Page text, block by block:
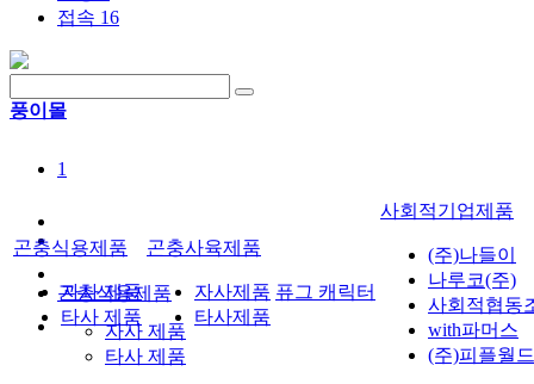
접속 16
풍이몰
1
곤충식용제품
자사 제품
타사 제품
곤충식용제품
자사 제품
타사 제품
곤충사육제품
자사제품
타사제품
퓨그 캐릭터
사회적기업제품
(주)나들이
나루코(주)
사회적협동
with파머스
(주)피플월드